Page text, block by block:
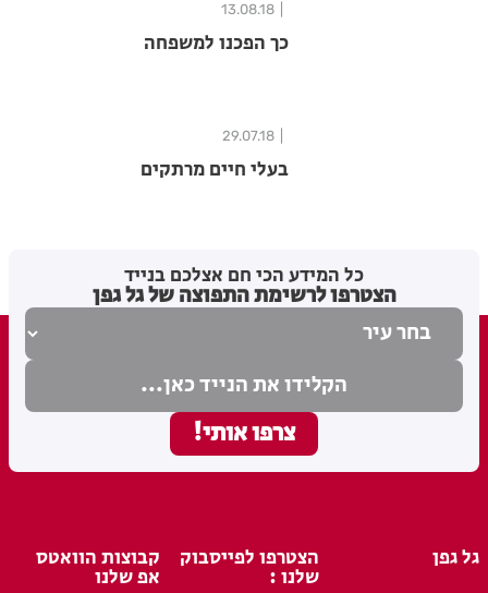
13.08.18
כך הפכנו למשפחה
29.07.18
בעלי חיים מרתקים
כל המידע הכי חם אצלכם בנייד
הצטרפו לרשימת התפוצה של גל גפן
גל גפן הצטרפו לפייסבוק
שלנו :
קבוצות הוואטס
אפ שלנו